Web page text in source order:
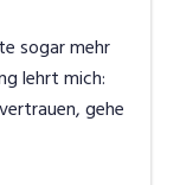
sogar mehr
lehrt mich:
gehe